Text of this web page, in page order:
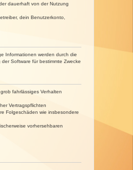
dauerhaft von der Nutzung
dein Benutzerkonto,
Informationen werden durch die
Software für bestimmte Zwecke
fahrlässiges Verhalten
Vertragspflichten
Folgeschäden wie insbesondere
vorhersehbaren